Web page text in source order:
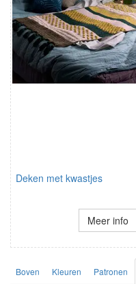
Deken met kwastjes
Meer info
Boven Kleuren Patronen